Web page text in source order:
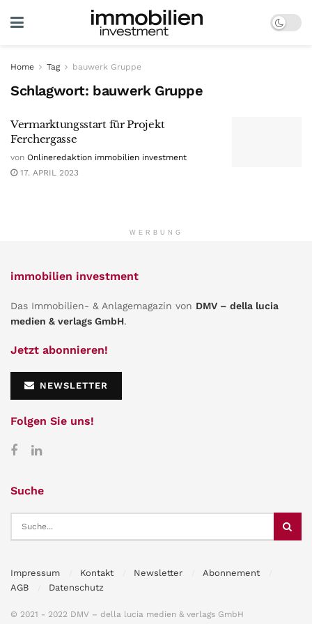
Home Tag bauwerk Gruppe
Schlagwort: bauwerk Gruppe
Vermarktungsstart für Projekt
Ferchergasse
von Onlineredaktion immobilien investment
17. APRIL 2023
WERBUNG
immobilien investment
Das Immobilien- & Anlagemagazin von DMV – della lucia
medien & verlags GmbH.
Jetzt abonnieren!
NEWSLETTER
Folgen Sie uns!
Suche
Impressum Kontakt Newsletter
Abonnement
AGB
Datenschutz
© 2021 - 2022 DMV – della lucia medien & verlags GmbH